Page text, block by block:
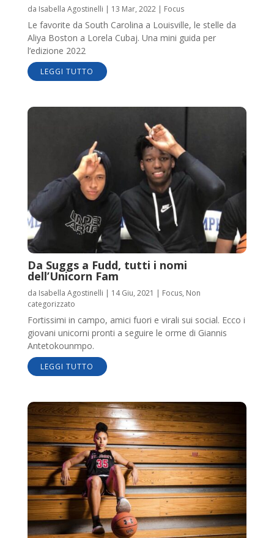
da Isabella Agostinelli | 13 Mar, 2022| Focus
Le favorite da South Carolina a Louisville, le stelle da
Aliya Boston a Lorela Cubaj. Una mini guida per
l’edizione 2022
LEGGI TUTTO
Da Suggs a Fudd, tutti i nomi
dell’Unicorn Fam
da Isabella Agostinelli | 14 Giu, 2021 | Focus, Non
categorizzato
Fortissimi in campo, amici fuori e virali sui social. Ecco i
giovani unicorni pronti a seguire le orme di Giannis
Antetokounmpo.
LEGGI TUTTO